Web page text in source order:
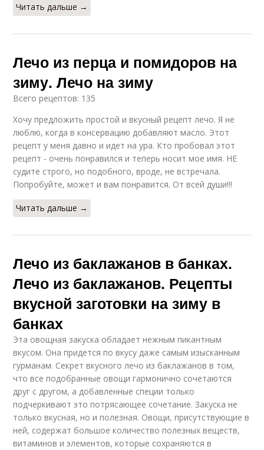
Читать дальше →
Лечо из перца и помидоров на
зиму. Лечо на зиму
Всего рецептов: 135
Хочу предложить простой и вкусный рецепт лечо. Я не
люблю, когда в консервацию добавляют масло. Этот
рецепт у меня давно и идет на ура. Кто пробовал этот
рецепт - очень понравился и теперь носит мое имя. НЕ
судите строго, но подобного, вроде, не встречала.
Попробуйте, может и вам понравится. От всей души!!!
Читать дальше →
Лечо из баклажанов в банках.
Лечо из баклажанов. Рецепты
вкусной заготовки на зиму в
банках
Эта овощная закуска обладает нежным пикантным
вкусом. Она придется по вкусу даже самым изысканным
гурманам. Секрет вкусного лечо из баклажанов в том,
что все подобранные овощи гармонично сочетаются
друг с другом, а добавленные специи только
подчеркивают это потрясающее сочетание. Закуска не
только вкусная, но и полезная. Овощи, присутствующие в
ней, содержат большое количество полезных веществ,
витаминов и элементов, которые сохраняются в